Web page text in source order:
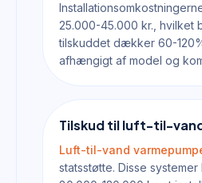
25.000-45.000 kr., hvilket
tilskuddet dækker 60-
afhængigt af model og
Tilskud til luft-til-
Luft-til-vand
statsstøtte. Disse